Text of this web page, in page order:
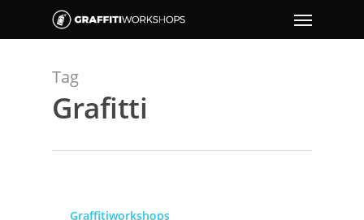
Tag
Grafitti
Graffitiworkshops